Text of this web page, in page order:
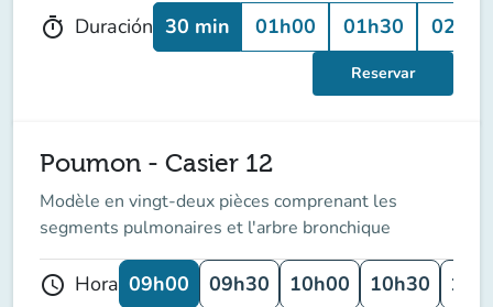
timer Duración 30 min 01h00 01h30 02h00
Reservar
Poumon - Casier 12
Modèle en vingt-deux pièces comprenant les
segments pulmonaires et l'arbre bronchique
schedule Hora 09h00 09h30 10h00 10h30